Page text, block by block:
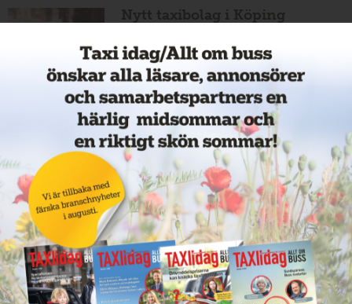
Nytt taxibolag i Köping
Cathrin byter från hamnar till
bussar
NYHETER 11 juni 2026
Nytt taxiföretag i Sigtuna
NYHETER 11 juni 2026
Nytt taxibolag i Borlänge
NYHETER 11 juni 2026